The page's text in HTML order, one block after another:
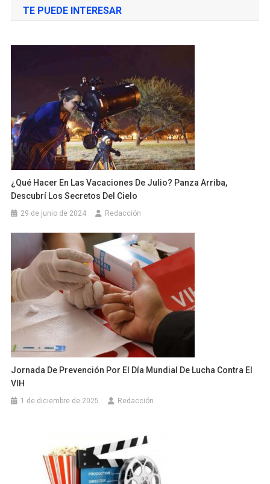
TE PUEDE INTERESAR
¿Qué Hacer En Las Vacaciones De Julio? Panza Arriba,
Descubrí Los Secretos Del Cielo
29 de junio de 2024 Redacción
Jornada De Prevención Por El Día Mundial De Lucha Contra El
VIH
1 de diciembre de 2025 Redacción